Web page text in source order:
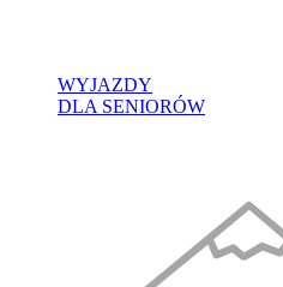
WYJAZDY
DLA SENIORÓW